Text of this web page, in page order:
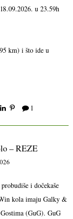
u 23.59h
km) i što ide u
1
– REZE
i dočekaše
kola imaju Galky &
(GuG). GuG